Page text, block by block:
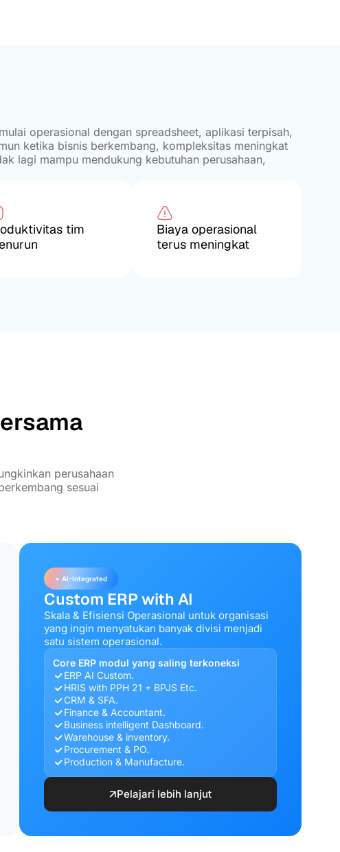
operasional dengan spreadsheet, aplikasi terpisah,
ketika bisnis berkembang, kompleksitas meningkat
lagi mampu mendukung kebutuhan perusahaan,
tim
Biaya operasional
terus meningkat
perusahaan
sesuai
+ AI-Integrated
Custom ERP with AI
Skala & Efisiensi Operasional untuk organisasi
yang ingin menyatukan banyak divisi menjadi
satu sistem operasional.
Core ERP modul yang saling terkoneksi
ERP AI Custom.
HRIS with PPH 21 + BPJS Etc.
CRM & SFA.
Finance & Accountant.
Business intelligent Dashboard.
Warehouse & inventory.
Procurement & PO.
Production & Manufacture.
Pelajari lebih lanjut